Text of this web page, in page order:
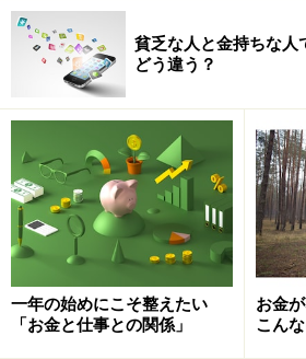
その一方で、自然に恵まれた環境
毎日を送ることが最高の気分だと
はかかりません。高価でないから
うでもありません。生涯愛せる人
人と添い遂げること、物欲に満ち
とは、それなりにハードルの高い
す。
結局は、良い気分とは人それぞれ
て、良い気分という人生の成果は
てくるものではありません。こう
貧乏な人と金持ちな人
どう違う？
一年の始めにこそ整えたい
「お金と仕事との関係」
お金
こん